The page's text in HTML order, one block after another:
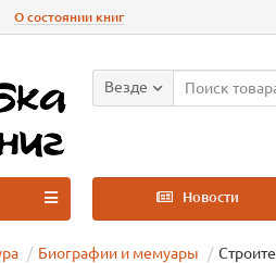
О состоянии книг
Везде
Новости
Биографии и мемуары